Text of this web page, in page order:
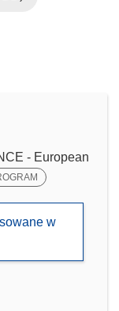
- European
w